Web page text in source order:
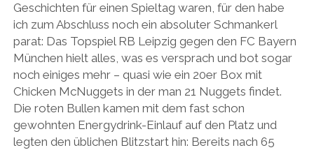
Geschichten für einen Spieltag waren, für den habe
ich zum Abschluss noch ein absoluter Schmankerl
parat: Das Topspiel RB Leipzig gegen den FC Bayern
München hielt alles, was es versprach und bot sogar
noch einiges mehr – quasi wie ein 20er Box mit
Chicken McNuggets in der man 21 Nuggets findet.
Die roten Bullen kamen mit dem fast schon
gewohnten Energydrink-Einlauf auf den Platz und
legten den üblichen Blitzstart hin: Bereits nach 65